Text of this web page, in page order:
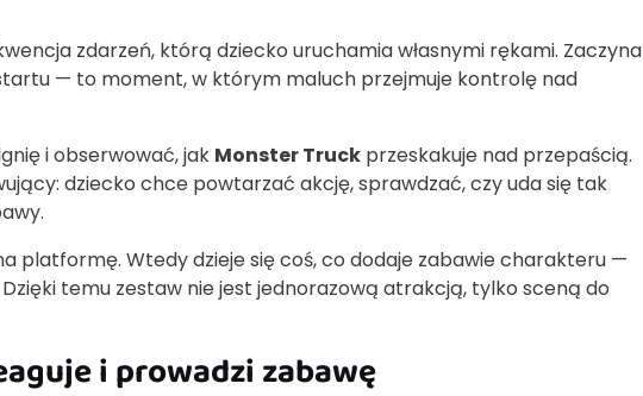
zdarzeń, którą dziecko uruchamia własnymi rękami. Zaczyna
— to moment, w którym maluch przejmuje kontrolę nad
i obserwować, jak Monster Truck przeskakuje nad przepaścią.
dziecko chce powtarzać akcję, sprawdzać, czy uda się tak
platformę. Wtedy dzieje się coś, co dodaje zabawie charakteru —
Dzięki temu zestaw nie jest jednorazową atrakcją, tylko sceną do
i prowadzi zabawę